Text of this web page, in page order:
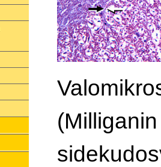
(Milliganin